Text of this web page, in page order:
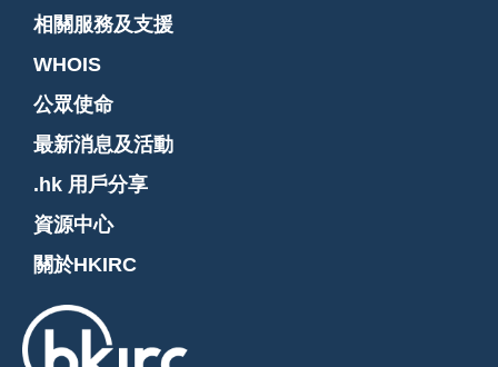
相關服務及支援
WHOIS
公眾使命
最新消息及活動
.hk 用戶分享
資源中心
關於HKIRC